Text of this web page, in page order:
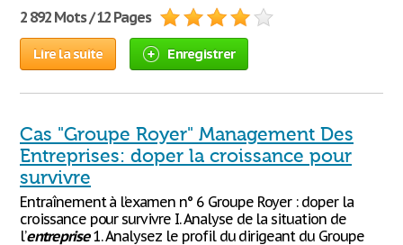
2 892 Mots / 12 Pages
Lire la suite Enregistrer
Cas "Groupe Royer" Management Des
Entreprises: doper la croissance pour
survivre
Entraînement à l’examen n° 6 Groupe Royer : doper la
croissance pour survivre I. Analyse de la situation de
l’entreprise1. Analysez le profil du dirigeant du Groupe